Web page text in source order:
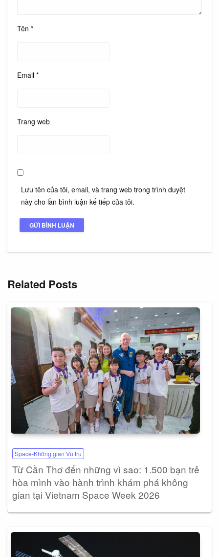
Tên *
Email *
Trang web
Lưu tên của tôi, email, và trang web trong trình duyệt
này cho lần bình luận kế tiếp của tôi.
Related Posts
Space-Không gian Vũ trụ
Từ Cần Thơ đến những vì sao: 1.500 bạn trẻ
hòa mình vào hành trình khám phá không
gian tại Vietnam Space Week 2026